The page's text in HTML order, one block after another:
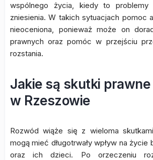
wspólnego życia, kiedy to
zniesienia. W takich sytuacjach pomoc
nieoceniona, ponieważ może on
prawnych oraz pomóc w przejściu
rozstania.
Jakie są skutki
w Rzeszowie
Rozwód wiąże się z wieloma
mogą mieć długotrwały wpływ na życie
oraz ich dzieci. Po orzeczeniu